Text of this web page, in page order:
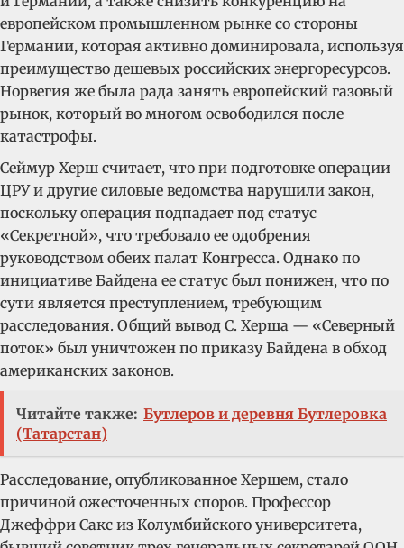
европейском промышленном рынке со стороны
Германии, которая активно доминировала, используя
преимущество дешевых российских энергоресурсов.
Норвегия же была рада занять европейский газовый
рынок, который во многом освободился после
катастрофы.
Сеймур Херш считает, что при подготовке операции
ЦРУ и другие силовые ведомства нарушили закон,
поскольку операция подпадает под статус
«Секретной», что требовало ее одобрения
руководством обеих палат Конгресса. Однако по
инициативе Байдена ее статус был понижен, что по
сути является преступлением, требующим
расследования. Общий вывод С. Херша — «Северный
поток» был уничтожен по приказу Байдена в обход
американских законов.
Читайте также: Бутлеров и деревня Бутлеровка
(Татарстан)
Расследование, опубликованное Хершем, стало
причиной ожесточенных споров. Профессор
Джеффри Сакс из Колумбийского университета,